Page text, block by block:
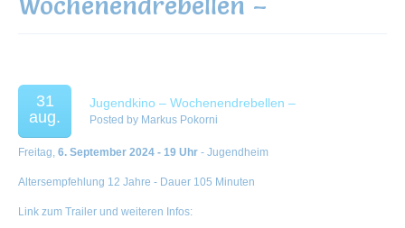
31
aug.
Jugendkino – Wochenendrebellen –
Posted by Markus Pokorni
Freitag, 6. September 2024 - 19 Uhr - Jugendheim
Altersempfehlung 12 Jahre - Dauer 105 Minuten
Link zum Trailer und weiteren Infos: